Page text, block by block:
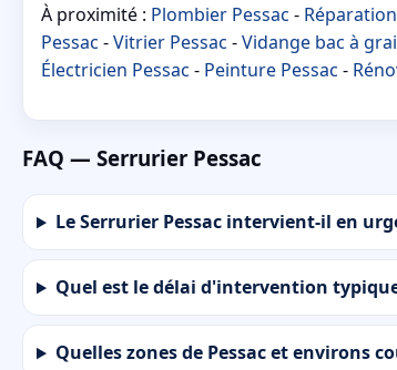
À proximité : Plombier Pessac -
Pessac -Vitrier Pessac -Vidange bac à
Électricien Pessac - Peinture Pessac -
FAQ — Serrurier Pessac
Le Serrurier Pessac intervient-il en
Quel est le délai d'intervention
Quelles zones de Pessac et environs